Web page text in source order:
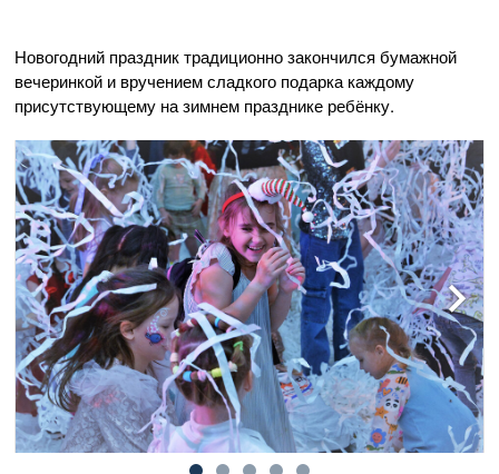
Новогодний праздник традиционно закончился бумажной
вечеринкой и вручением сладкого подарка каждому
присутствующему на зимнем празднике ребёнку.